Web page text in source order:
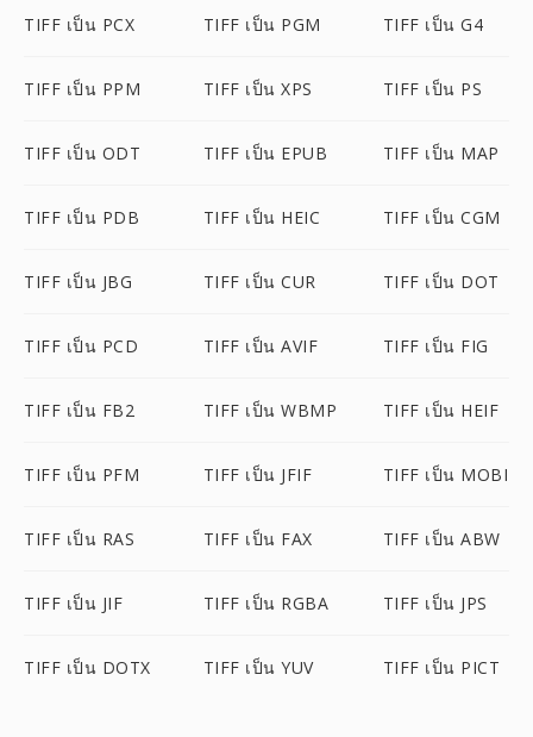
TIFF เป็น PCX TIFF เป็น PGM TIFF เป็น G4
TIFF เป็น PPM TIFF เป็น XPS TIFF เป็น PS
TIFF เป็น ODT TIFF เป็น EPUB TIFF เป็น MAP
TIFF เป็น PDB TIFF เป็น HEIC TIFF เป็น CGM
TIFF เป็น JBG TIFF เป็น CUR TIFF เป็น DOT
TIFF เป็น PCD TIFF เป็น AVIF TIFF เป็น FIG
TIFF เป็น FB2 TIFF เป็น WBMP TIFF เป็น HEIF
TIFF เป็น PFM TIFF เป็น JFIF TIFF เป็น MOBI
TIFF เป็น RAS TIFF เป็น FAX TIFF เป็น ABW
TIFF เป็น JIF TIFF เป็น RGBA TIFF เป็น JPS
TIFF เป็น DOTX TIFF เป็น YUV TIFF เป็น PICT